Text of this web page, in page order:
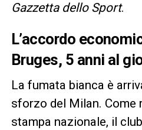
Gazzetta dello Sport.
L’accordo
Bruges, 5 anni al
La fumata bianca è
sforzo del Milan. Come
stampa nazionale, il